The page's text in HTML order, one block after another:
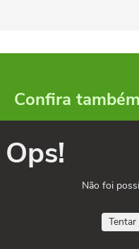
Confira
Ops!
Não foi